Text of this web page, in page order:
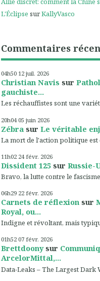
L'Éclipse surKallyVasco
Commentaires
04h50 12 juil. 2026
Christian Navis sur
gauchiste...
Les réchauffistes sont une
20h04 05 juin 2026
Zébra sur Le véritable
La mort de l'action politique est
11h02 24 févr. 2026
Dissident 125 sur Russie-
Bravo, la lutte contre le
06h29 22 févr. 2026
Carnets de réflexion sur
Royal, ou...
Indigne et révoltant, mais
01h52 07 févr. 2026
Brettdoonysur
ArcelorMittal,...
Data-Leaks – The Largest Dark